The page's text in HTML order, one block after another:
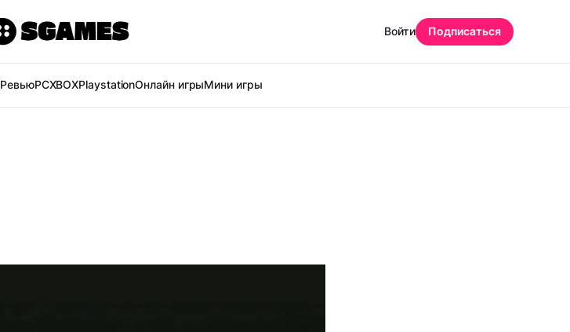
РевьюPCXBOXPlaystationОнлайн игрыМини игры
Войти Подписаться